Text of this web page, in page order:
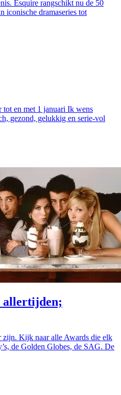
Esquire rangschikt nu de 50
iconische dramaseries tot
tot en met 1 januari Ik wens
gezond, gelukkig en serie-vol
allertijden;
zijn. Kijk naar alle Awards die elk
de Golden Globes, de SAG. De